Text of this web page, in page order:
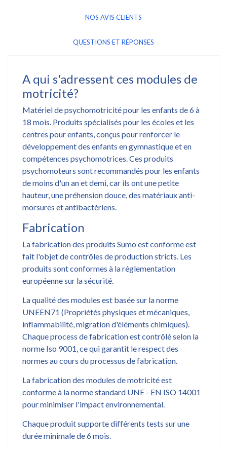
NOS AVIS CLIENTS
QUESTIONS ET RÉPONSES
A qui s'adressent ces modules de
motricité?
Matériel de psychomotricité pour les enfants de 6 à
18 mois. Produits spécialisés pour les écoles et les
centres pour enfants, conçus pour renforcer le
développement des enfants en gymnastique et en
compétences psychomotrices. Ces produits
psychomoteurs sont recommandés pour les enfants
de moins d'un an et demi, car ils ont une petite
hauteur, une préhension douce, des matériaux anti-
morsures et antibactériens.
Fabrication
La fabrication des produits Sumo est conforme est
fait l'objet de contrôles de production stricts. Les
produits sont conformes à la réglementation
européenne sur la sécurité.
La qualité des modules est basée sur la norme
UNEEN71 (Propriétés physiques et mécaniques,
inflammabilité, migration d'éléments chimiques).
Chaque process de fabrication est contrôlé selon la
norme Iso 9001, ce qui garantit le respect des
normes au cours du processus de fabrication.
La fabrication des modules de motricité est
conforme à la norme standard UNE - EN ISO 14001
pour minimiser l'impact environnemental.
Chaque produit supporte différents tests sur une
durée minimale de 6 mois.